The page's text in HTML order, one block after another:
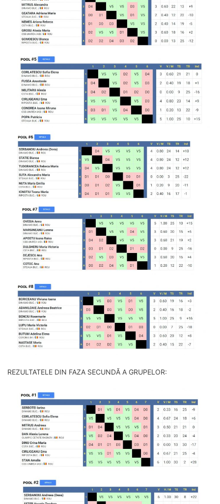
REZULTATELE DIN FAZA SECUNDĂ A GRUPELOR: